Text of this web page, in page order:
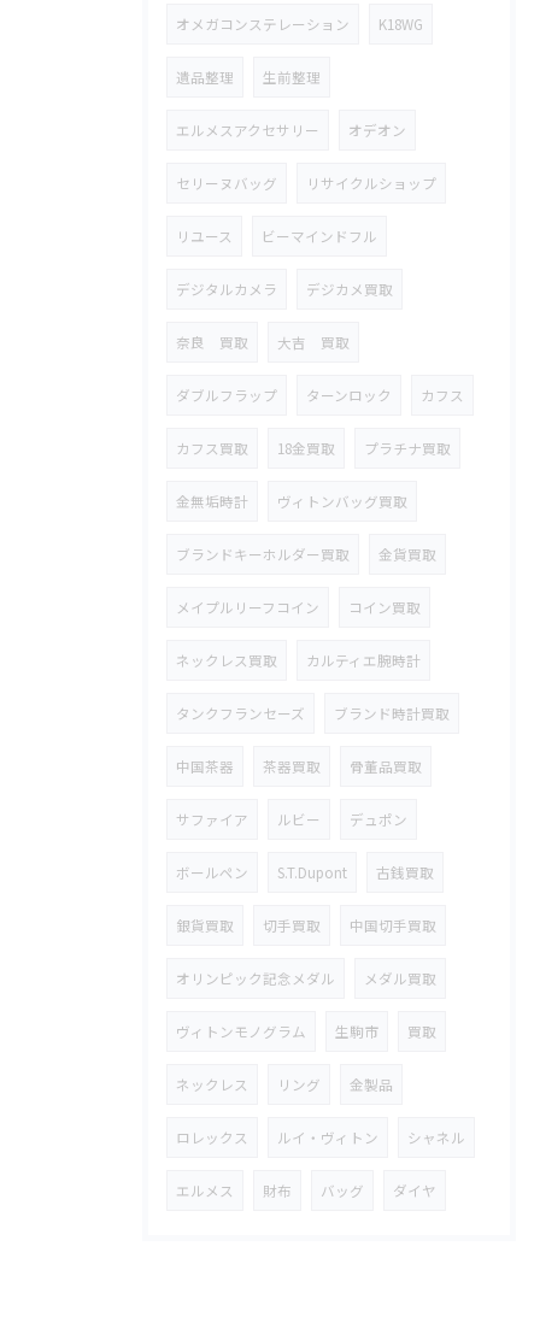
オメガコンステレーション K18WG
遺品整理 生前整理
エルメスアクセサリー オデオン
セリーヌバッグ リサイクルショップ
リユース ビーマインドフル
デジタルカメラ デジカメ買取
奈良 買取 大吉 買取
ダブルフラップ ターンロック カフス
カフス買取 18金買取 プラチナ買取
金無垢時計 ヴィトンバッグ買取
ブランドキーホルダー買取 金貨買取
メイプルリーフコイン コイン買取
ネックレス買取 カルティエ腕時計
タンクフランセーズ ブランド時計買取
中国茶器 茶器買取 骨董品買取
サファイア ルビー デュポン
ボールペン S.T.Dupont 古銭買取
銀貨買取 切手買取 中国切手買取
オリンピック記念メダル メダル買取
ヴィトンモノグラム 生駒市 買取
ネックレス リング 金製品
ロレックス ルイ・ヴィトン シャネル
エルメス 財布 バッグ ダイヤ